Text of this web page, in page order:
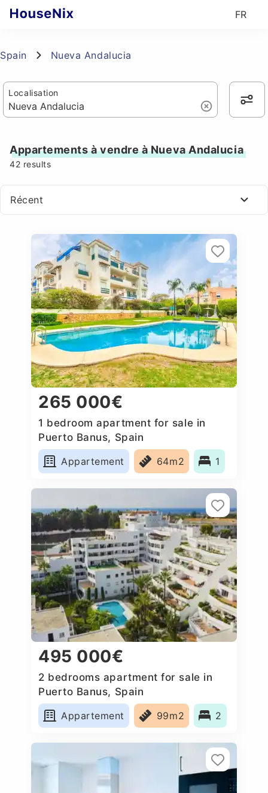
FR
Spain Nueva Andalucia
Localisation
Appartements à vendre à Nueva Andalucia
42 results
Récent
265 000€
1 bedroom apartment for sale in
Puerto Banus, Spain
Appartement
64m2 1
495 000€
2 bedrooms apartment for sale in
Puerto Banus, Spain
Appartement
99m2 2